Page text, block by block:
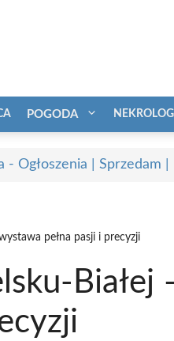
POGODA NEKROLOGI
- Ogłoszenia | Sprzedam
pełna pasji i precyzji
Białej